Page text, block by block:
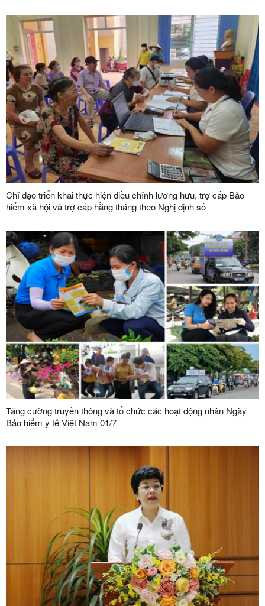
Chỉ đạo triển khai thực hiện điều chỉnh lương hưu, trợ cấp Bảo
hiểm xã hội và trợ cấp hằng tháng theo Nghị định số
Tăng cường truyền thông và tổ chức các hoạt động nhân Ngày
Bảo hiểm y tế Việt Nam 01/7